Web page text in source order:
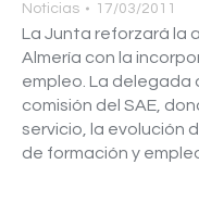
Noticias 17/03/2011
La Junta reforzará la
Almería con la
empleo. La delegada
comisión del SAE,
servicio, la evolución
de formación y